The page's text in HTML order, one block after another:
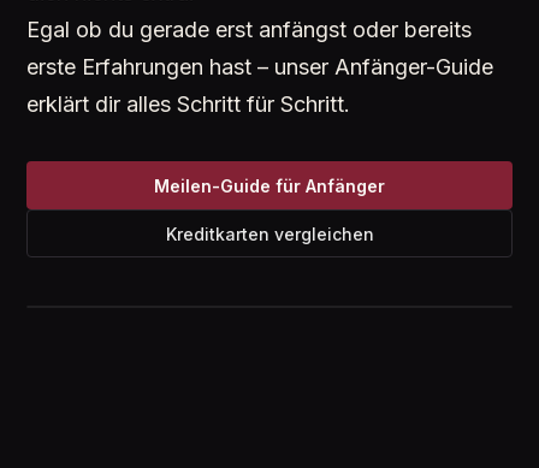
Egal ob du gerade erst anfängst oder bereits
erste Erfahrungen hast – unser Anfänger-Guide
erklärt dir alles Schritt für Schritt.
Meilen-Guide für Anfänger
Kreditkarten vergleichen